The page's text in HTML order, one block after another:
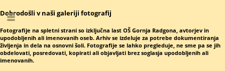
Dobrodošli v naši galeriji fotografij
Fotografije na spletni strani so izključna last OŠ Gornja Radgona, avtorjev in
upodobljenih ali imenovanih oseb. Arhiv se izdeluje za potrebe dokumentiranja
življenja in dela na osnovni šoli. Fotografije se lahko pregleduje, ne sme pa se jih
obdelovati, posredovati, kopirati ali objavljati brez soglasja upodobljenih ali
imenovanih.